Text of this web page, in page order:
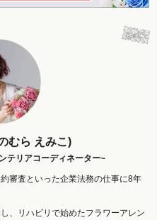
むら えみこ)
テリアコーディネーター~
審査といった企業法務の仕事に8年
、リハビリで始めたフラワーアレン